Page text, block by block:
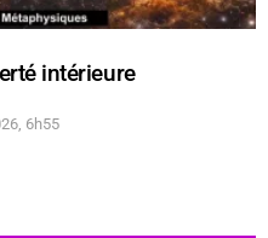
intérieure
6h55